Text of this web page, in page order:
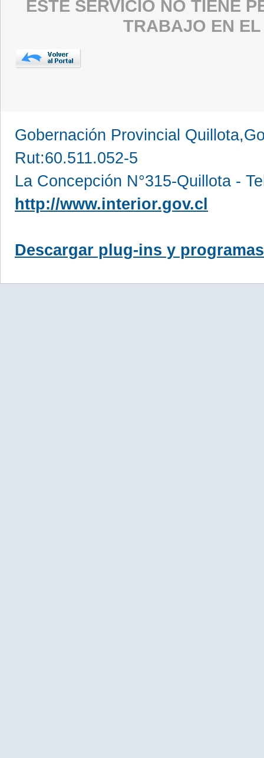
ESTE SERVICIO NO TIENE
TRABAJO EN
Gobernación Provincial
Rut:60.511.052-5
La Concepción N°315-Quillota -
http://www.interior.gov.cl
Descargar plug-ins y